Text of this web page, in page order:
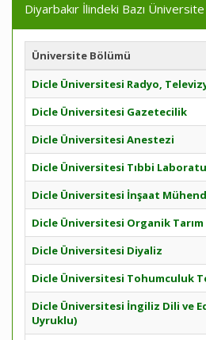
Diyarbakır İlindeki Bazı
Üniversite Bölümü
Dicle Üniversitesi Radyo,
Dicle Üniversitesi Gazetecilik
Dicle Üniversitesi Anestezi
Dicle Üniversitesi Tıbbi
Dicle Üniversitesi İnşaat
Dicle Üniversitesi Organik Tarım
Dicle Üniversitesi Diyaliz
Dicle Üniversitesi Tohumculuk
Dicle Üniversitesi İngiliz Dili ve
Uyruklu)